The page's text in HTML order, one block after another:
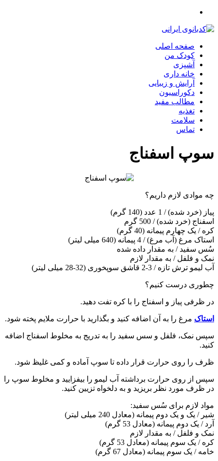
صفحه اصلی
کودک من
آشپزی
خانه داری
آرایش و زیبایی
دکوراسیون
مطالب مفید
تغذیه
سلامت
تماس
سوپ اسفناج
چه موادی لازم داریم؟
پیاز (خرد شده) / 1 عدد (140 گرم)
اسفناج (خرد شده) / 500 گرم
کره / یک چهارم پیمانه (40 گرم)
استاک مرغ (آب مرغ) / 4 پیمانه (640 میلی لیتر)
سُس سفید / به مقدار داده شده
نمک و فلفل / به مقدار لازم
آب لیمو ترش تازه / 3-2 قاشق سوپخوری (32-28 میلی لیتر)
چطوری درست کنیم؟
در ظرفی پیاز و اسفناج را با کره تفت دهید.
استاک مرغ را به آن اضافه کنید و بگذارید با حرارت ملایم پخته شود.
سپس نمک، فلفل و سس سفید را به تدریج به مخلوط اسفناج اضافه
کنید.
ظرف را روی حرارت قرار داده تا سوپ آماده و کمی غلیظ شود.
سپس از روی حرارت برداشته آب لیمو را بیفزایید و مخلوط سوپ را
در ظرف مورد نظر بریزید و به دلخواه تزیین کنید.
مواد لازم برای سُس سفید:
شیر / یک و یک دوم پیمانه (معادل 240 میلی لیتر)
آرد / یک دوم پیمانه (معادل 53 گرم)
نمک و فلفل / به مقدار لازم
کره / یک سوم پیمانه (معادل 53 گرم)
خامه / یک سوم پیمانه (معادل 67 گرم)